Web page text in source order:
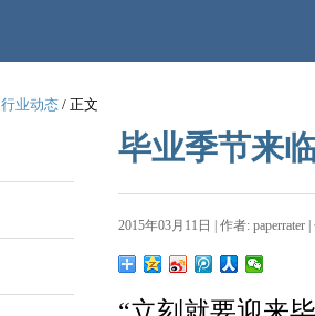
行业动态 / 正文
毕业季节来
2015年03月11日 | 作者: paperrater